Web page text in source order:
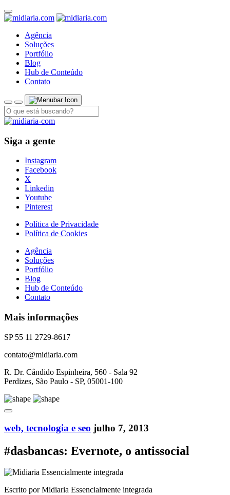
Agência
Soluções
Portfólio
Blog
Hub de Conteúdo
Contato
Siga a gente
Instagram
Facebook
X
Linkedin
Youtube
Pinterest
Política de Privacidade
Política de Cookies
Agência
Soluções
Portfólio
Blog
Hub de Conteúdo
Contato
Mais informações
SP 55 11 2729-8617
contato@midiaria.com
R. Dr. Cândido Espinheira, 560 - Sala 92
Perdizes, São Paulo - SP, 05001-100
web, tecnologia e seo julho 7, 2013
#dasbancas: Evernote, o antissocial
Escrito por Midiaria Essencialmente integrada